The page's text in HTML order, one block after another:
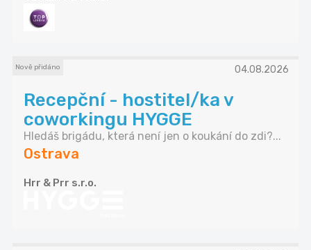
Nově přidáno 04.08.2026
Recepční - hostitel/ka v
coworkingu HYGGE
Hledáš brigádu, která není jen o koukání do zdi?...
Ostrava
Hrr & Prr s.r.o.